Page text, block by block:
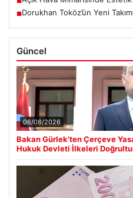
■Dorukhan Toköz’ün Yeni
Güncel
06/08/2026
Bakan Gürlek’ten Çerçeve
Hukuk Devleti İlkeleri